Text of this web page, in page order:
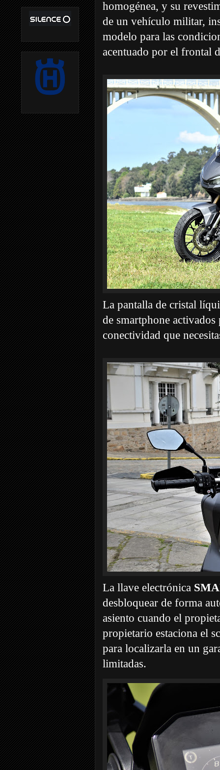
homogénea, y su
de un vehículo militar,
modelo para las
acentuado por el frontal
La pantalla de cristal
de smartphone
conectividad que
La llave electrónica
desbloquear de forma
asiento cuando el
propietario estaciona el
para localizarla en un
limitadas.